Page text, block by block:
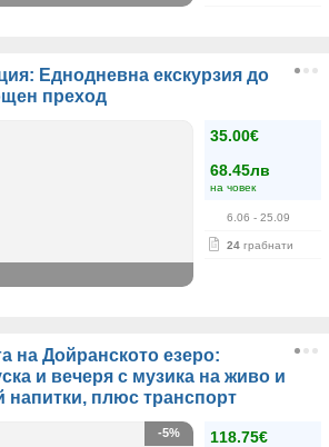
Еднодневна екскурзия до
преход
35.00€
68.45лв
на човек
6.06 - 25.09
24 грабнати
на Дойранското езеро:
и вечеря с музика на живо и
напитки, плюс транспорт
118.75€
-5%